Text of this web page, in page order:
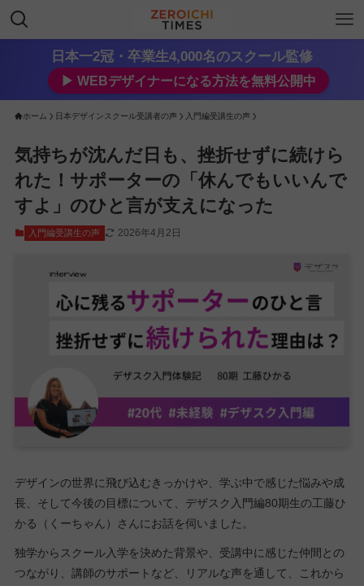
日本一2冠・卒業生4,000名のスクール監修
▶︎ WEBデザイナーになる方法を無料公開中
ホーム 日本デザインスクール受講者の声 入門編受講生の声
気持ちが沈んだ日も、挫折せずに続けら
れた！サポーターの「休んでもいいんで
すよ」のひと言が支えになった
入門編受講生の声 2026年4月2日
デザインの世界に飛び込むきっかけや、学ぶ中で感じた悩みや成
長、そして今後の目標について、デザスク入門編80期生の工藤ひ
かる（くーちゃん）さんにお話を伺いました。
独学からスクール入学を決めた背景や、受講中に感じた仲間との
つながり、講師のサポートなど、リアルな声を通して、これから